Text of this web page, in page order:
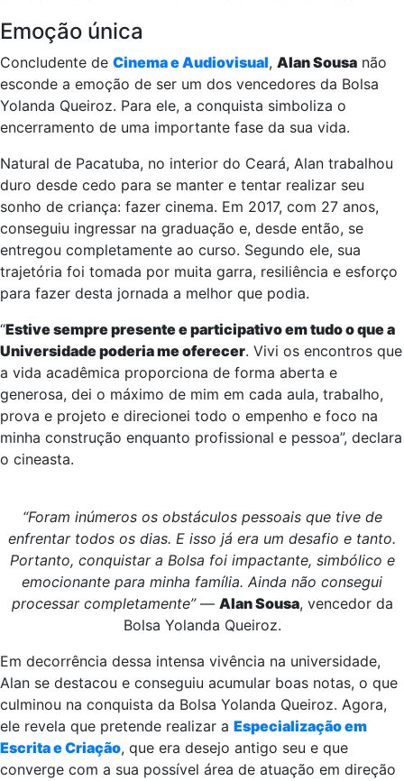
Emoção única
Concludente de Cinema e Audiovisual, Alan Sousa não
esconde a emoção de ser um dos vencedores da Bolsa
Yolanda Queiroz. Para ele, a conquista simboliza o
encerramento de uma importante fase da sua vida.
Natural de Pacatuba, no interior do Ceará, Alan trabalhou
duro desde cedo para se manter e tentar realizar seu
sonho de criança: fazer cinema. Em 2017, com 27 anos,
conseguiu ingressar na graduação e, desde então, se
entregou completamente ao curso. Segundo ele, sua
trajetória foi tomada por muita garra, resiliência e esforço
para fazer desta jornada a melhor que podia.
“Estive sempre presente e participativo em tudo o que a
Universidade poderia me oferecer. Vivi os encontros que
a vida acadêmica proporciona de forma aberta e
generosa, dei o máximo de mim em cada aula, trabalho,
prova e projeto e direcionei todo o empenho e foco na
minha construção enquanto profissional e pessoa”, declara
o cineasta.
“Foram inúmeros os obstáculos pessoais que tive de
enfrentar todos os dias. E isso já era um desafio e tanto.
Portanto, conquistar a Bolsa foi impactante, simbólico e
emocionante para minha família. Ainda não consegui
processar completamente”— Alan Sousa, vencedor da
Bolsa Yolanda Queiroz.
Em decorrência dessa intensa vivência na universidade,
Alan se destacou e conseguiu acumular boas notas, o que
culminou na conquista da Bolsa Yolanda Queiroz. Agora,
ele revela que pretende realizar a Especialização em
Escrita e Criação, que era desejo antigo seu e que
converge com a sua possível área de atuação em direção